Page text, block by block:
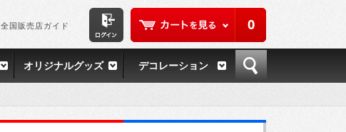
0
全国販売店ガイド
オリジナルグッズ デコレーション